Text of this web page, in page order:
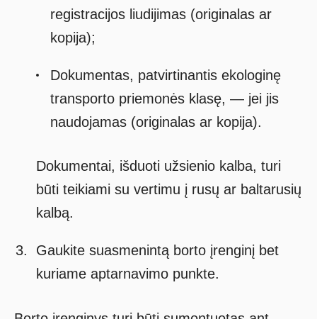
registracijos liudijimas (originalas ar
kopija);
Dokumentas, patvirtinantis ekologinę
transporto priemonės klasę, — jei jis
naudojamas (originalas ar kopija).
Dokumentai, išduoti užsienio kalba, turi
būti teikiami su vertimu į rusų ar baltarusių
kalbą.
Gaukite suasmenintą borto įrenginį bet
kuriame aptarnavimo punkte.